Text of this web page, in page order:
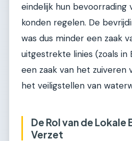
eindelijk hun bevoorrading
konden regelen. De
was dus minder een zaak
uitgestrekte linies (zoals
een zaak van het zuiveren
het veiligstellen van
De Rol van de
Verzet